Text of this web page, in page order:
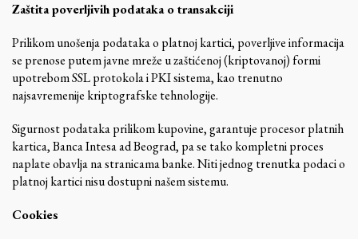
Zaštita poverljivih podataka o transakciji
Prilikom unošenja podataka o platnoj kartici, poverljive informacija
se prenose putem javne mreže u zaštićenoj (kriptovanoj) formi
upotrebom SSL protokola i PKI sistema, kao trenutno
najsavremenije kriptografske tehnologije.
Sigurnost podataka prilikom kupovine, garantuje procesor platnih
kartica, Banca Intesa ad Beograd, pa se tako kompletni proces
naplate obavlja na stranicama banke. Niti jednog trenutka podaci o
platnoj kartici nisu dostupni našem sistemu.
Cookies